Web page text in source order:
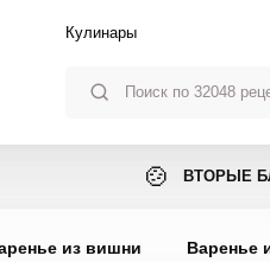
Кулинары
🍲 ВТОРЫЕ
из вишни Варенье